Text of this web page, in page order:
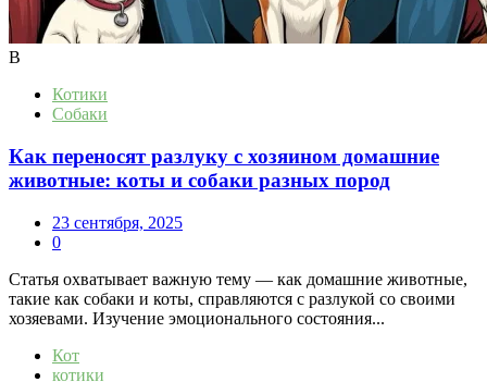
В
Котики
Собаки
Как переносят разлуку с хозяином домашние
животные: коты и собаки разных пород
23 сентября, 2025
0
Статья охватывает важную тему — как домашние животные,
такие как собаки и коты, справляются с разлукой со своими
хозяевами. Изучение эмоционального состояния...
Кот
котики